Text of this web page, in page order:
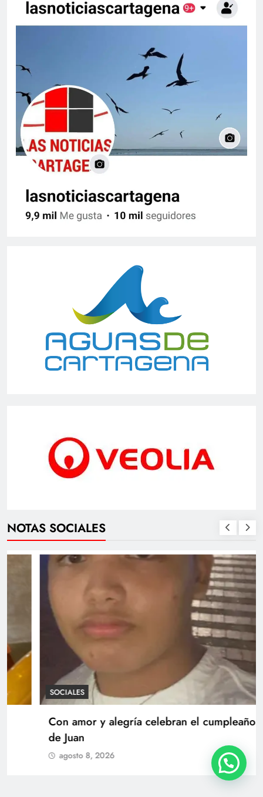
NOTAS SOCIALES
SOCIALES
Con amor y alegría celebran el cumpleaños
de Juan
agosto 8, 2026